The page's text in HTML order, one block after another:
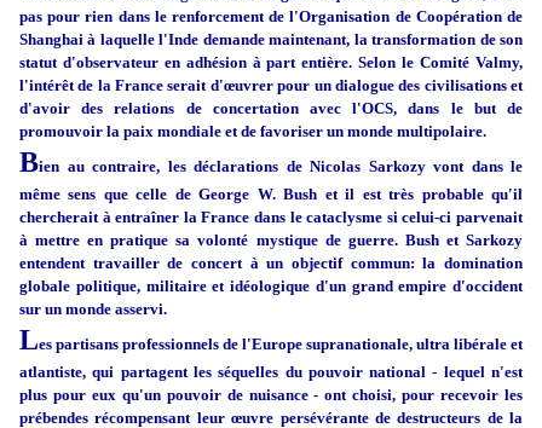
pas pour rien dans le renforcement de l'Organisation de Coopération de
Shanghai à laquelle l'Inde demande maintenant, la transformation de son
statut d'observateur en adhésion à part entière. Selon le Comité Valmy,
l'intérêt de la France serait d'œuvrer pour un dialogue des civilisations et
d'avoir des relations de concertation avec l'OCS, dans le but de
promouvoir la paix mondiale et de favoriser un monde multipolaire.
Bien au contraire, les déclarations de Nicolas Sarkozy vont dans le
même sens que celle de George W. Bush et il est très probable qu'il
chercherait à entraîner la France dans le cataclysme si celui-ci parvenait
à mettre en pratique sa volonté mystique de guerre. Bush et Sarkozy
entendent travailler de concert à un objectif commun: la domination
globale politique, militaire et idéologique d'un grand empire d'occident
sur un monde asservi.
Les partisans professionnels de l'Europe supranationale, ultra libérale et
atlantiste, qui partagent les séquelles du pouvoir national - lequel n'est
plus pour eux qu'un pouvoir de nuisance - ont choisi, pour recevoir les
prébendes récompensant leur œuvre persévérante de destructeurs de la